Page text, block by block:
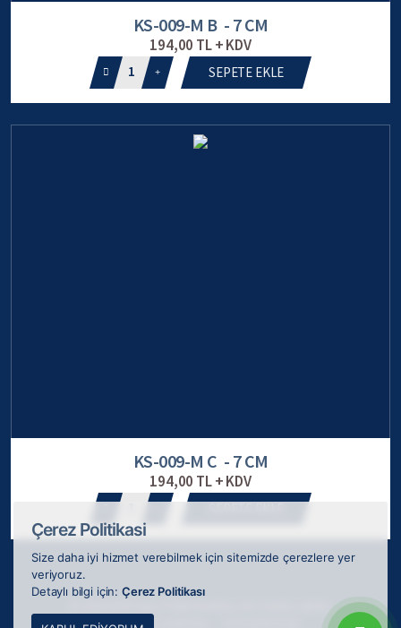
KS-009-M B - 7 CM
194,00 TL + KDV
1 SEPETE EKLE
KS-009-M C - 7 CM
194,00 TL + KDV
Webkokteyli tarafından
Çerez Politikasi
Size daha iyi hizmet verebilmek için sitemizde çerezlere yer
veriyoruz.
Detaylı bilgi için: Çerez Politikası